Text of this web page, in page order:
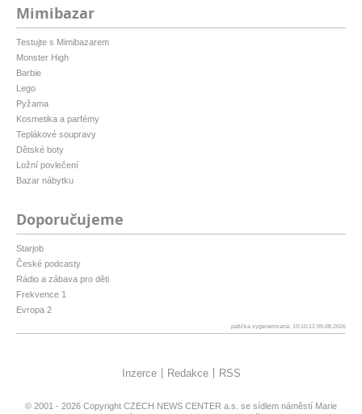
Mimibazar
Testujte s Mimibazarem
Monster High
Barbie
Lego
Pyžama
Kosmetika a parfémy
Teplákové soupravy
Dětské boty
Ložní povlečení
Bazar nábytku
Doporučujeme
Starjob
České podcasty
Rádio a zábava pro děti
Frekvence 1
Evropa 2
patička vygenerovaná: 10:10:12 09.08.2026
Inzerce Redakce RSS
© 2001 - 2026 Copyright CZECH NEWS CENTER a.s. se sídlem náměstí Marie